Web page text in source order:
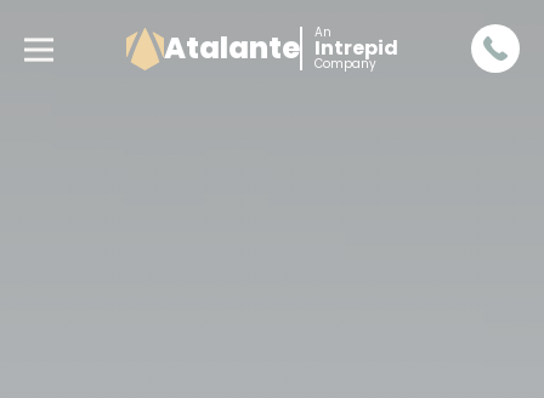
Atalante An
Intrepid
Company